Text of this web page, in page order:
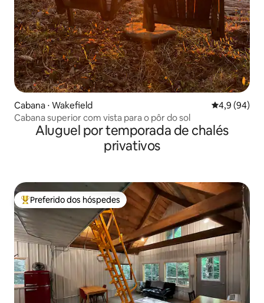
Cabana ⋅ Wakefield 4,9 de uma
4,9 (94)
Cabana superior com vista para o pôr do sol
Aluguel por temporada de chalés
privativos
Entre os melhores preferidos dos hóspedes
Preferido dos hóspedes